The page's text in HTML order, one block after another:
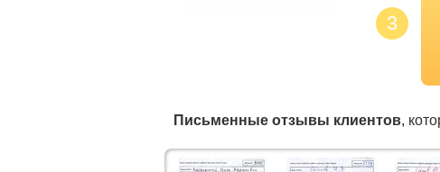
3
Письменные отзывы клиентов,